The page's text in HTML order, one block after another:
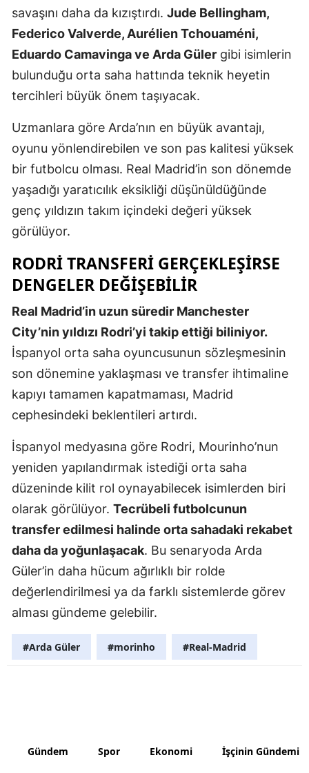
Muş
Nevşehir
Niğde
Rize
Sakarya
Samsun
Sivas
Trabzon
Tunceli
Yozgat
Aksaray
Karaman
Batman
savaşını daha da kızıştırdı. Jude Bellingham,
Federico Valverde, Aurélien Tchouaméni,
Eduardo Camavinga ve Arda Güler gibi isimlerin
bulunduğu orta saha hattında teknik heyetin
tercihleri büyük önem taşıyacak.
Uzmanlara göre Arda’nın en büyük avantajı,
oyunu yönlendirebilen ve son pas kalitesi yüksek
bir futbolcu olması. Real Madrid’in son dönemde
yaşadığı yaratıcılık eksikliği düşünüldüğünde
genç yıldızın takım içindeki değeri yüksek
görülüyor.
RODRI TRANSFERI GERÇEKLEŞIRSE
DENGELER DEĞIŞEBILIR
Real Madrid’in uzun süredir Manchester
City’nin yıldızı Rodri’yi takip ettiği biliniyor.
İspanyol orta saha oyuncusunun sözleşmesinin
son dönemine yaklaşması ve transfer ihtimaline
kapıyı tamamen kapatmaması, Madrid
cephesindeki beklentileri artırdı.
İspanyol medyasına göre Rodri, Mourinho’nun
yeniden yapılandırmak istediği orta saha
düzeninde kilit rol oynayabilecek isimlerden biri
olarak görülüyor. Tecrübeli futbolcunun
transfer edilmesi halinde orta sahadaki rekabet
daha da yoğunlaşacak. Bu senaryoda Arda
Güler’in daha hücum ağırlıklı bir rolde
değerlendirilmesi ya da farklı sistemlerde görev
alması gündeme gelebilir.
#Arda Güler #morinho #Real-Madrid
Gündem Spor Ekonomi İşçinin Gündemi